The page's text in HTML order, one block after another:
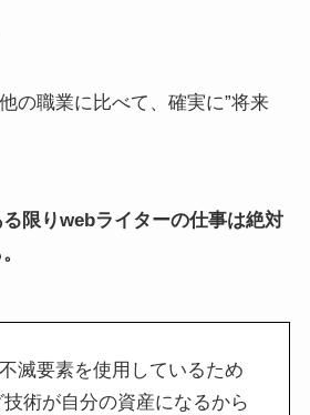
の職業に比べて、確実に”将来
限りwebライターの仕事は絶対
滅要素を使用しているため
術が自分の資産になるから